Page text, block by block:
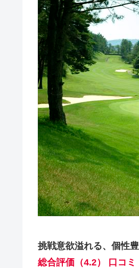
挑戦意欲溢れる、個性
総合評価（4.2） 口コミ